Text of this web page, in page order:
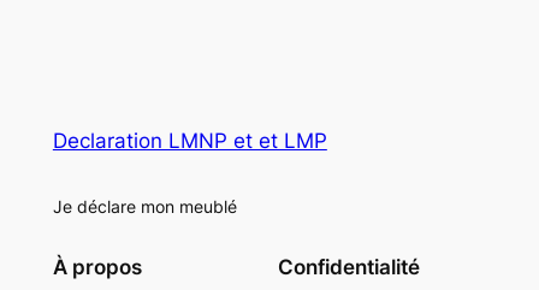
Declaration LMNP et et LMP
Je déclare mon meublé
À propos Confidentialité